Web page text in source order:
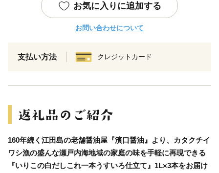
お気に入りに追加する
お問い合わせについて
支払い方法 クレジットカード
160年続く江田島の老舗醤油屋『濱口醤油』より、カタクチイ
ワシ漁の盛んな瀬戸内海地域の家庭の味を手軽に再現できる
『いりこの白だしこれ一本うすいろ仕立て』1L×3本をお届け